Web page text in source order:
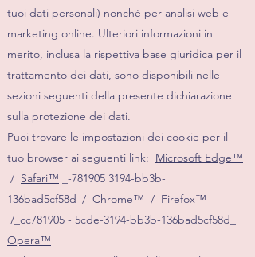
tuoi dati personali) nonché per analisi web e
marketing online. Ulteriori informazioni in
merito, inclusa la rispettiva base giuridica per il
trattamento dei dati, sono disponibili nelle
sezioni seguenti della presente dichiarazione
sulla protezione dei dati.
Puoi trovare le impostazioni dei cookie per il
tuo browser ai seguenti link: Microsoft Edge™
/ Safari™ _-781905 3194-bb3b-
136bad5cf58d_/ Chrome™ / Firefox™
/_cc781905 - 5cde-3194-bb3b-136bad5cf58d_
Opera™